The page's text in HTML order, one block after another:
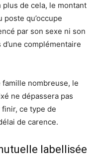
plus de cela, le montant
qu’occupe
par son sexe ni son
complémentaire
famille nombreuse, le
ne dépassera pas
finir, ce type de
de carence.
labellisée